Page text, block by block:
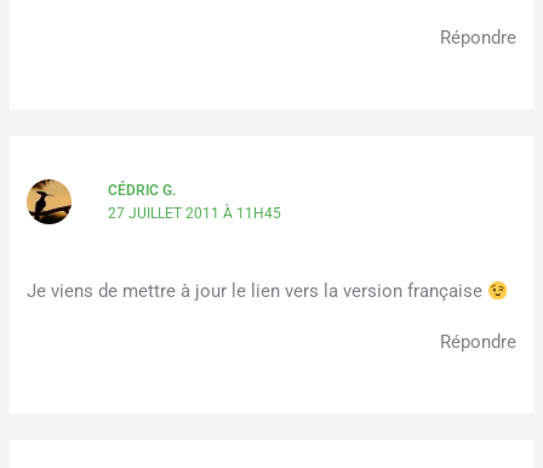
Répondre
CÉDRIC G.
27 JUILLET 2011 À 11H45
Je viens de mettre à jour le lien vers la version française
Répondre